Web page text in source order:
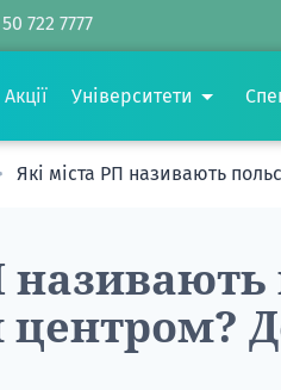
722 7777
Акції Університети
Які міста РП називають